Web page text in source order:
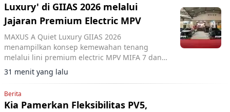
Luxury' di GIIAS 2026 melalui
Jajaran Premium Electric MPV
MAXUS A Quiet Luxury GIIAS 2026
menampilkan konsep kemewahan tenang
melalui lini premium electric MPV MIFA 7 dan
MIFA 9 di ICE BSD City.
31 menit yang lalu
Berita
Kia Pamerkan Fleksibilitas PV5,